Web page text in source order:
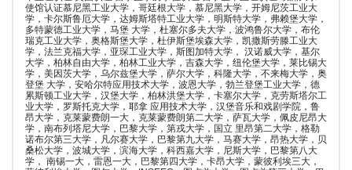
使馆认证慕尼黑工业大学，哥廷根大学，慕尼黑大学，开姆尼茨工业大
学，卡尔斯鲁厄大学，达姆斯塔特工业大学，明斯特大学，弗赖堡大学，
多特蒙德工业大学，马堡 大学，杜塞尔多夫大学，波鸿鲁尔大学，布伦
瑞克工业大学，奥格斯堡大学，杜伊斯堡埃森大学，凯撒斯劳滕工业大
学，法兰克福大学，亚琛工业大学，斯图加特大学， 汉诺威大学，基尔
大学，柏林自由大学，柏林工业大学，吉森大学，纽伦堡大学，莱比锡大
学，美因茨大学，乌尔兹堡大学，萨尔大学，科隆大学，不来梅大学，奥
登堡 大学，安哈尔特应用技术大学，波恩大学，勃兰登堡工业大学，德
累斯顿工业大学，汉堡大学，柏林洪堡大学，卡塞尔大学，克劳斯塔尔工
业大学，罗斯托克大学，耶拿 应用技术大学，汉堡音乐和戏剧学院，鲁
昂大学，克莱蒙费朗一大，克莱蒙费朗第二大学，萨瓦大学，佩皮尼昂大
学，南布列塔尼大学，巴黎大学，第戎大学，国立 里昂第二大学，格勒
诺布尔第三大学，凡尔赛大学，巴黎第九大学，马赛大学，昂热大学，贝
桑松大学，波城大学，滨海大学，科西嘉大学，尼斯大学，巴黎第八大
学， 南锡一大，雷恩一大，巴黎第四大学，卡昂大学，蒙彼利埃三大，